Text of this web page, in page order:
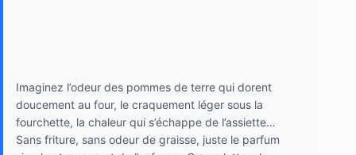
Imaginez l’odeur des pommes de terre qui dorent
doucement au four, le craquement léger sous la
fourchette, la chaleur qui s’échappe de l’assiette…
Sans friture, sans odeur de graisse, juste le parfum